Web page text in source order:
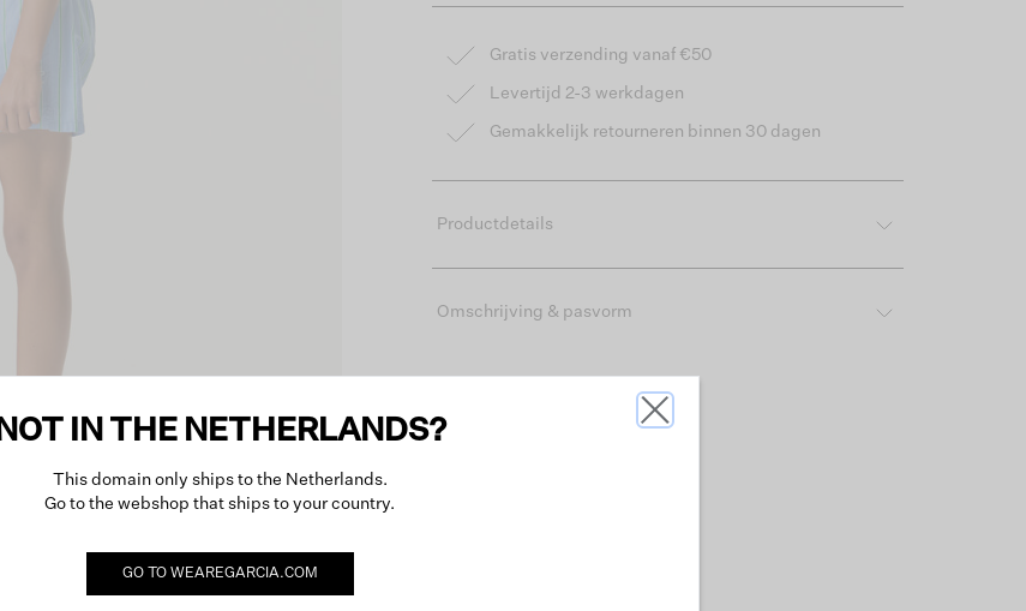
Gratis verzending vanaf €50
Levertijd 2-3 werkdagen
Gemakkelijk retourneren binnen 30 dagen
Productdetails
Omschrijving & pasvorm
NOT IN THE NETHERLANDS?
This domain only ships to the Netherlands.
Go to the webshop that ships to your country.
GO TO WEAREGARCIA.COM